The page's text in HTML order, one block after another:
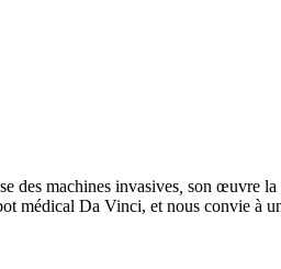
des machines invasives son œuvre la
médical Da Vinci, et nous convie à